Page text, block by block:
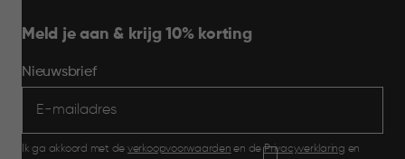
Meld je aan & krijg 10% korting
Nieuwsbrief
Ik ga akkoord met de verkoopvoorwaarden en dePrivacyverklaring en